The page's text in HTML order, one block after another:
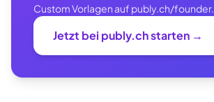
Custom Vorlagen auf publy.ch/founder.
Jetzt bei publy.ch starten →